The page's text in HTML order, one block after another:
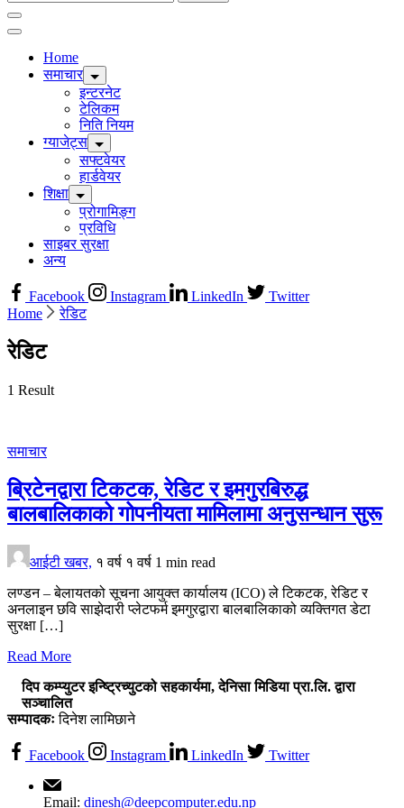
for:
Home
समाचार
इन्टरनेट
टेलिकम
निति नियम
ग्याजेट्स
सफ्टवेयर
हार्डवेयर
शिक्षा
प्रोगामिङ्ग
प्रविधि
साइबर सुरक्षा
अन्य
Facebook Instagram LinkedIn
Twitter
Home
रेडिट
रेडिट
1 Result
समाचार
ब्रिटेनद्वारा टिकटक, रेडिट र इमगुरबिरुद्ध
बालबालिकाको गोपनीयता मामिलामा अनुसन्धान सुरू
आईटी खबर, १ वर्ष १ वर्ष 1 min read
लण्डन – बेलायतको सूचना आयुक्त कार्यालय (ICO) ले टिकटक, रेडिट र
अनलाइन छवि साझेदारी प्लेटफर्म इमगुरद्वारा बालबालिकाको व्यक्तिगत डेटा
सुरक्षा […]
Read More
दिप कम्प्युटर इन्ष्ट्रिच्युटको सहकार्यमा, देनिसा मिडिया प्रा.लि. द्वारा
सञ्चालित
सम्पादकःदिनेश लामिछाने
Facebook Instagram LinkedIn Twitter
Email: dinesh@deepcomputer.edu.np